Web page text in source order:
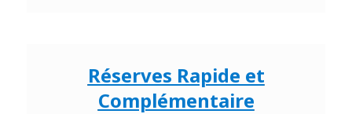
Réserves Rapide et
Complémentaire